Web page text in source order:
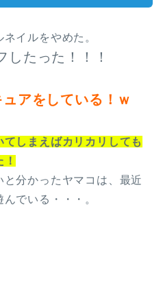
イルをやめた。
したった！！！
アをしている！ｗ
しまえばカリカリしても
分かったヤマコは、最近
でいる・・・。